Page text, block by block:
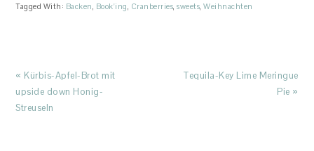
Tagged With: Backen, Book'ing, Cranberries,sweets,Weihnachten
Previous
Post:
« Kürbis-Apfel-Brot mit
upside down Honig-
Streuseln
Next
Tequila-Key Lime Meringue
Pie »